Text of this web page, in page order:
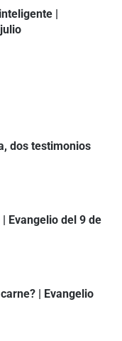
|
dos testimonios
Evangelio del 9 de
| Evangelio